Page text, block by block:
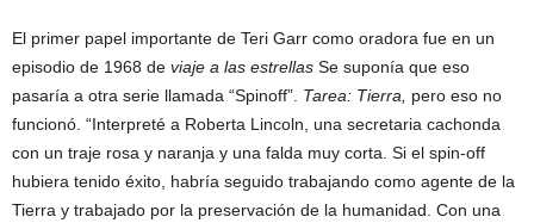
El primer papel importante de Teri Garr como oradora fue en un
episodio de 1968 de viaje a las estrellas Se suponía que eso
pasaría a otra serie llamada “Spinoff”. Tarea: Tierra, pero eso no
funcionó. “Interpreté a Roberta Lincoln, una secretaria cachonda
con un traje rosa y naranja y una falda muy corta. Si el spin-off
hubiera tenido éxito, habría seguido trabajando como agente de la
Tierra y trabajado por la preservación de la humanidad. Con una